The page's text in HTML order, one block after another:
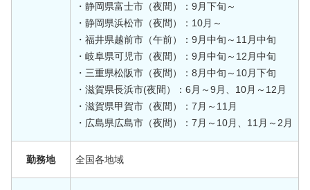
・静岡県富士市（夜間）：9月下旬～
・静岡県浜松市（夜間）：10月～
・福井県越前市（午前）：9月中旬～11月中旬
・岐阜県可児市（夜間）：9月中旬～12月中旬
・三重県松阪市（夜間）：8月中旬～10月下旬
・滋賀県長浜市(夜間）：6月～9月、10月～12月
・滋賀県甲賀市（夜間）：7月～11月
・広島県広島市（夜間）：7月～10月、11月～2月
勤務地 全国各地域